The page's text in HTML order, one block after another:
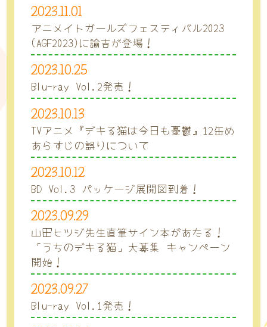
2023.11.01
アニメイトガールズフェスティバル2023
(AGF2023)に諭吉が登場！
2023.10.25
Blu-ray Vol.2発売！
2023.10.13
TVアニメ『デキる猫は今日も憂鬱』12缶め
あらすじの誤りについて
2023.10.12
BD Vol.3 パッケージ展開図到着！
2023.09.29
山田ヒツジ先生直筆サイン本があたる！
「うちのデキる猫」大募集 キャンペーン
開始！
2023.09.27
Blu-ray Vol.1発売！